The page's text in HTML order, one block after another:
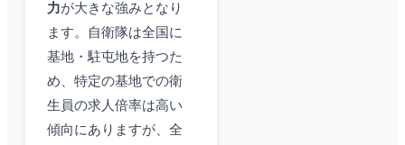
力が大きな強みとなり
ます。自衛隊は全国に
基地・駐屯地を持つた
め、特定の基地での衛
生員の求人倍率は高い
傾向にありますが、全